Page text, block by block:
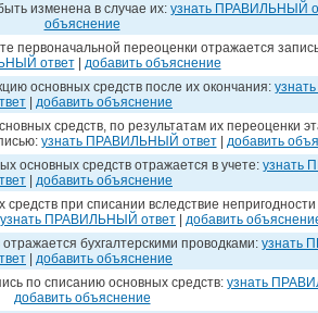
изменена в случае их: узнать ПРАВИЛЬНЫЙ
объяснение
первоначальной переоценки отражается
ответ| добавить объяснение
основных средств после их окончания:
добавить объяснение
средств, по результатам их переоценки
узнать ПРАВИЛЬНЫЙ ответ| добавить
основных средств отражается в учете: узнать
добавить объяснение
при списании вследствие
узнать ПРАВИЛЬНЫЙ ответ добавить
бухгалтерскими проводками: узнать
добавить объяснение
по списанию основных средств: узнать
добавить объяснение